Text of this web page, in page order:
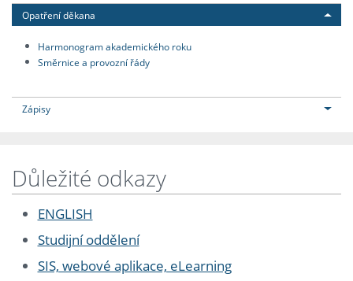
Opatření děkana
Harmonogram akademického roku
Směrnice a provozní řády
Zápisy
Důležité odkazy
ENGLISH
Studijní oddělení
SIS, webové aplikace, eLearning